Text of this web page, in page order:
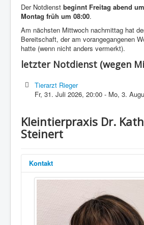
Der Notdienst beginnt Freitag abend
Montag früh um 08:00.
Am nächsten Mittwoch nachmittag hat
Bereitschaft, der am vorangegangenen
hatte (wenn nicht anders vermerkt).
letzter Notdienst (wegen
Tierarzt Rieger
Fr, 31. Juli 2026,20:00 - Mo, 3.
Kleintierpraxis Dr.
Steinert
Kontakt